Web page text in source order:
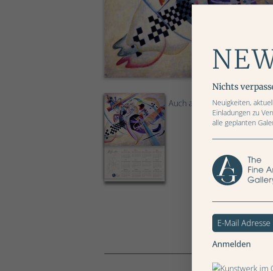
Auch als Jahreskalender
Nichts
Neuigkeiten,
Einladungen zu
alle geplanten
Anmelden